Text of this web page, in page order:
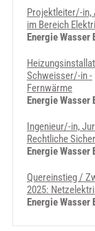
Projektleiter/-in,
im Bereich
Energie Wasser
Schweisser/-in -
Fernwärme
Energie Wasser
Ingenieur/-in,
Rechtliche
Energie Wasser
Quereinstieg /
2025:
Energie Wasser